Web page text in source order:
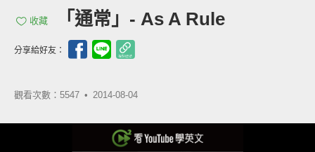
收藏 「通常」- As A Rule
分享給好友：
觀看次數：5547 • 2014-08-04